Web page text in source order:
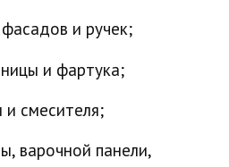
и ручек;
и фартука;
смесителя;
варочной панели,